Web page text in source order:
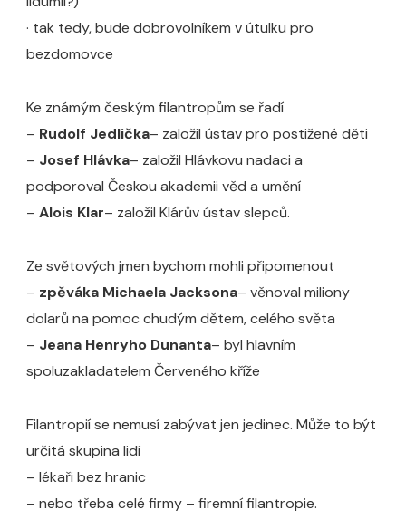
· tak tedy, bude dobrovolníkem v útulku pro
bezdomovce
Ke známým českým filantropům se řadí
– Rudolf Jedlička– založil ústav pro postižené děti
– Josef Hlávka– založil Hlávkovu nadaci a
podporoval Českou akademii věd a umění
– Alois Klar– založil Klárův ústav slepců.
Ze světových jmen bychom mohli připomenout
– zpěváka Michaela Jacksona– věnoval miliony
dolarů na pomoc chudým dětem, celého světa
– Jeana Henryho Dunanta– byl hlavním
spoluzakladatelem Červeného kříže
Filantropií se nemusí zabývat jen jedinec. Může to být
určitá skupina lidí
– lékaři bez hranic
– nebo třeba celé firmy – firemní filantropie.